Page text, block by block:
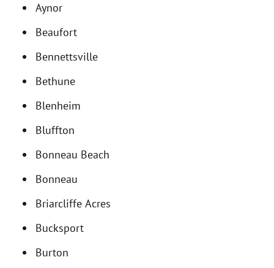
Aynor
Beaufort
Bennettsville
Bethune
Blenheim
Bluffton
Bonneau Beach
Bonneau
Briarcliffe Acres
Bucksport
Burton